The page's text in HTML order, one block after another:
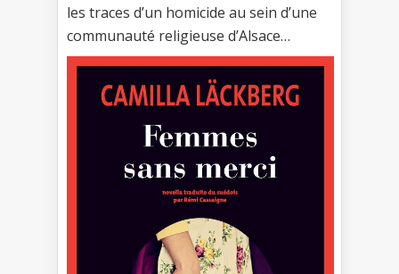
les traces d’un homicide au sein d’une
communauté religieuse d’Alsace…